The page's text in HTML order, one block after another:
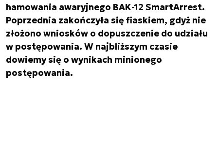
hamowania awaryjnego BAK-12 SmartArrest.
Poprzednia zakończyła się fiaskiem, gdyż nie
złożono wniosków o dopuszczenie do udziału
w postępowania. W najbliższym czasie
dowiemy się o wynikach minionego
postępowania.